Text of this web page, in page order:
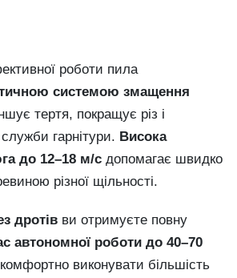
роботи пила
системою змащення
тертя, покращує різ і
гарнітури. Висока
до 12–18 м/с допомагає швидко
різної щільності.
дротів ви отримуєте повну
автономної роботи до 40–70
виконувати більшість